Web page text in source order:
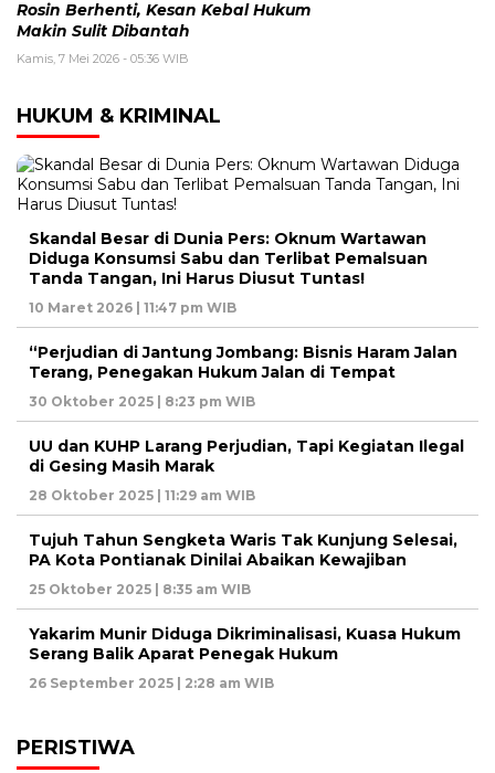
Rosin Berhenti, Kesan Kebal Hukum
Makin Sulit Dibantah
Kamis, 7 Mei 2026 - 05:36 WIB
HUKUM & KRIMINAL
Skandal Besar di Dunia Pers: Oknum Wartawan
Diduga Konsumsi Sabu dan Terlibat Pemalsuan
Tanda Tangan, Ini Harus Diusut Tuntas!
10 Maret 2026 | 11:47 pm WIB
“Perjudian di Jantung Jombang: Bisnis Haram Jalan
Terang, Penegakan Hukum Jalan di Tempat
30 Oktober 2025 | 8:23 pm WIB
UU dan KUHP Larang Perjudian, Tapi Kegiatan Ilegal
di Gesing Masih Marak
28 Oktober 2025 | 11:29 am WIB
Tujuh Tahun Sengketa Waris Tak Kunjung Selesai,
PA Kota Pontianak Dinilai Abaikan Kewajiban
25 Oktober 2025 | 8:35 am WIB
Yakarim Munir Diduga Dikriminalisasi, Kuasa Hukum
Serang Balik Aparat Penegak Hukum
26 September 2025 | 2:28 am WIB
PERISTIWA